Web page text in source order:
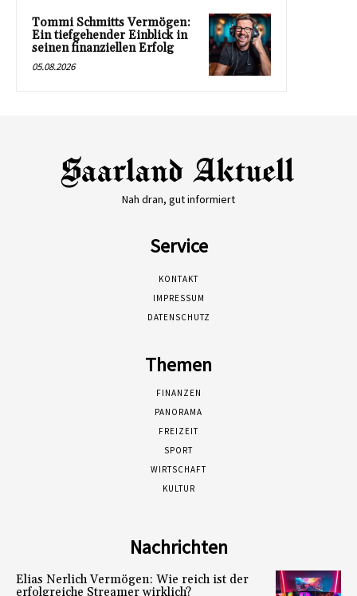
Tommi Schmitts Vermögen:
Ein tiefgehender Einblick in
seinen finanziellen Erfolg
05.08.2026
Nah dran, gut informiert
Service
KONTAKT
IMPRESSUM
DATENSCHUTZ
Themen
FINANZEN
PANORAMA
FREIZEIT
SPORT
WIRTSCHAFT
KULTUR
Nachrichten
Elias Nerlich Vermögen: Wie reich ist der
erfolgreiche Streamer wirklich?